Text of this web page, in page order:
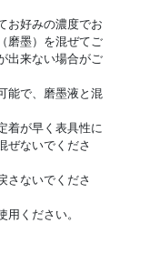
お好みの濃度でお
磨墨）を混ぜてご
出来ない場合がご
能で、磨墨液と混
着が早く表具性に
ぜないでくださ
さないでくださ
ください。